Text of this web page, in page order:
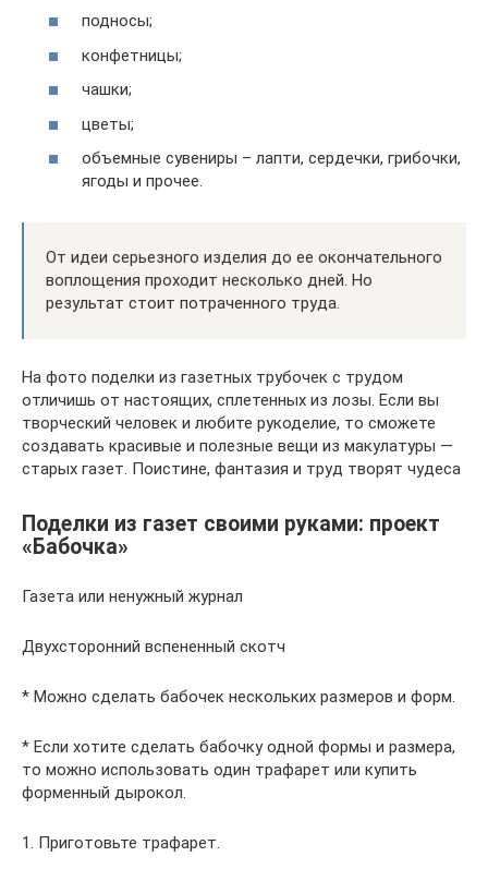
подносы;
конфетницы;
чашки;
цветы;
объемные сувениры – лапти, сердечки, грибочки,
ягоды и прочее.
От идеи серьезного изделия до ее окончательного
воплощения проходит несколько дней. Но
результат стоит потраченного труда.
На фото поделки из газетных трубочек с трудом
отличишь от настоящих, сплетенных из лозы. Если вы
творческий человек и любите рукоделие, то сможете
создавать красивые и полезные вещи из макулатуры —
старых газет. Поистине, фантазия и труд творят чудеса
Поделки из газет своими руками: проект
«Бабочка»
Газета или ненужный журнал
Двухсторонний вспененный скотч
* Можно сделать бабочек нескольких размеров и форм.
* Если хотите сделать бабочку одной формы и размера,
то можно использовать один трафарет или купить
форменный дырокол.
1. Приготовьте трафарет.